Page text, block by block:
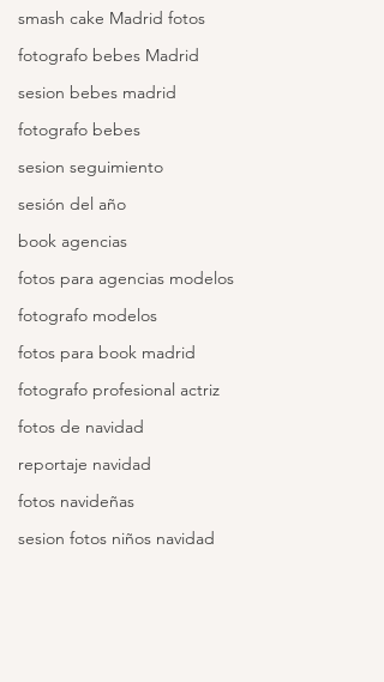
smash cake Madrid fotos
fotografo bebes Madrid
sesion bebes madrid
fotografo bebes
sesion seguimiento
sesión del año
book agencias
fotos para agencias modelos
fotografo modelos
fotos para book madrid
fotografo profesional actriz
fotos de navidad
reportaje navidad
fotos navideñas
sesion fotos niños navidad